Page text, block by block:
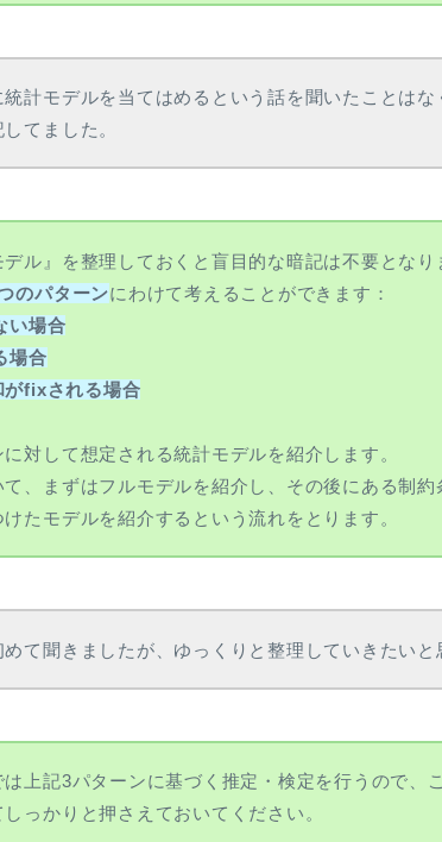
統計モデルを当てはめるという話を聞いたことはな
てました。
デル』を整理しておくと盲目的な暗記は不要となり
のパターンにわけて考えることができます：
い場合
場合
fixされる場合
対して想定される統計モデルを紹介します。
、まずはフルモデルを紹介し、その後にある制約
たモデルを紹介するという流れをとります。
て聞きましたが、ゆっくりと整理していきたいと
上記3パターンに基づく推定・検定を行うので、
っかりと押さえておいてください。